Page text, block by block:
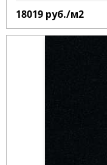
18019 руб./м2